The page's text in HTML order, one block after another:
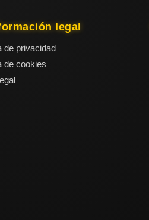
legal
de privacidad
de cookies